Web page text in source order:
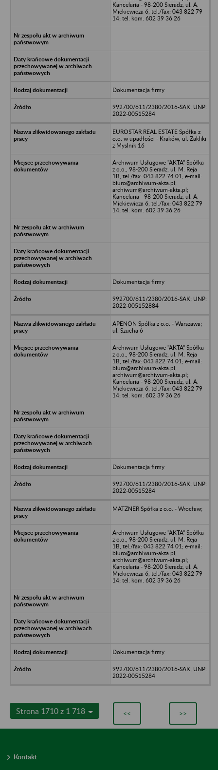
Kancelaria - 98-200 Sieradz, ul. A.
Mickiewicza 6, tel./fax: 043 822 79
14; tel. kom. 602 39 36 26
Dokumentacja firmy
992700/611/2380/2016-SAK; UNP:
2022-00515284
EUROSTAR REAL ESTATE Spółka z
o.o. w upadłości - Kraków, ul. Zakliki
z Myslnik 16
Archiwum Usługowe "AKTA" Spółka
z o.o., 98-200 Sieradz, ul. M. Reja
1B, tel./fax: 043 822 74 01; e-mail:
biuro@archiwum-akta.pl;
archiwum@archiwum-akta.pl;
Kancelaria - 98-200 Sieradz, ul. A.
Mickiewicza 6, tel./fax: 043 822 79
14; tel. kom. 602 39 36 26
Dokumentacja firmy
992700/611/2380/2016-SAK; UNP:
2022-005152884
APENON Spólka z o.o. - Warszawa;
ul. Szucha 6
Archiwum Usługowe "AKTA" Spółka
z o.o., 98-200 Sieradz, ul. M. Reja
1B, tel./fax: 043 822 74 01; e-mail:
biuro@archiwum-akta.pl;
archiwum@archiwum-akta.pl;
Kancelaria - 98-200 Sieradz, ul. A.
Mickiewicza 6, tel./fax: 043 822 79
14; tel. kom. 602 39 36 26
Dokumentacja firmy
992700/611/2380/2016-SAK; UNP:
2022-00515284
MATZNER Spółka z o.o. - Wrocław;
Archiwum Usługowe "AKTA" Spółka
z o.o., 98-200 Sieradz, ul. M. Reja
1B, tel./fax: 043 822 74 01; e-mail:
biuro@archiwum-akta.pl;
archiwum@archiwum-akta.pl;
Kancelaria - 98-200 Sieradz, ul. A.
Mickiewicza 6, tel./fax: 043 822 79
14; tel. kom. 602 39 36 26
Dokumentacja firmy
992700/611/2380/2016-SAK; UNP:
2022-00515284
Strona 1710 z 1 718 << >>
Kontakt